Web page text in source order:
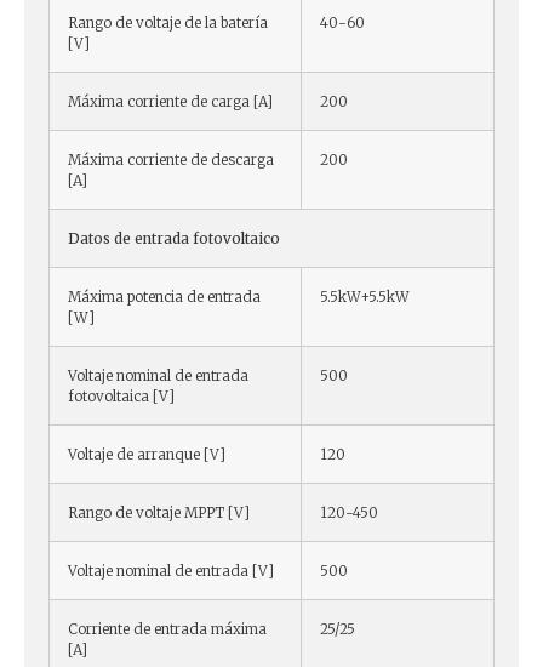
Rango de voltaje de la batería
[V]
40-60
Máxima corriente de carga [A] 200
Máxima corriente de descarga
[A]
200
Datos de entrada fotovoltaico
Máxima potencia de entrada
[W]
5.5kW+5.5kW
Voltaje nominal de entrada
fotovoltaica [V]
500
Voltaje de arranque [V] 120
Rango de voltaje MPPT [V] 120-450
Voltaje nominal de entrada [V] 500
Corriente de entrada máxima
[A]
25/25